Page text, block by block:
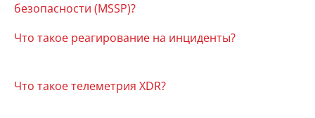
безопасности (MSSP)?
Что такое реагирование на инциденты?
Что такое телеметрия XDR?